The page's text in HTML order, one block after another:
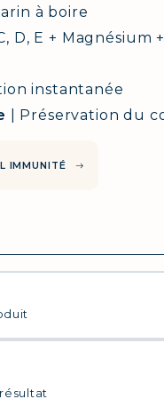
à boire
D, E + Magnésium
instantanée
| Préservation du
IMMUNITÉ